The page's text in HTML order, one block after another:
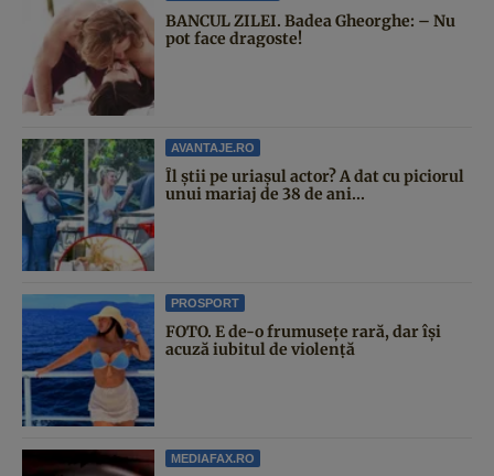
BANCUL ZILEI. Badea Gheorghe: – Nu
pot face dragoste!
AVANTAJE.RO
Îl știi pe uriașul actor? A dat cu piciorul
unui mariaj de 38 de ani...
PROSPORT
FOTO. E de-o frumusețe rară, dar își
acuză iubitul de violență
MEDIAFAX.RO